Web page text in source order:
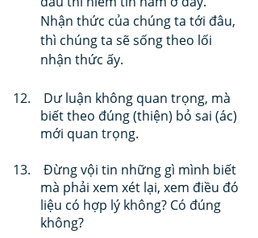
Nhận thức của chúng ta tới đâu,
thì chúng ta sẽ sống theo lối
nhận thức ấy.
biết theo đúng (thiện) bỏ sai (ác)
mới quan trọng.
mà phải xem xét lại, xem điều đó
liệu có hợp lý không? Có đúng
không?